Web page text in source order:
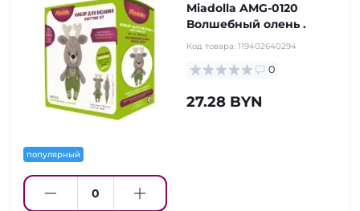
популярный
Miadolla AMG-0120
Волшебный олень .
Код товара: 119402640294
0
27.28 BYN